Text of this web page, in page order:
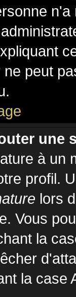
peut
une
à un
profil.
lors
Vous
la
la case